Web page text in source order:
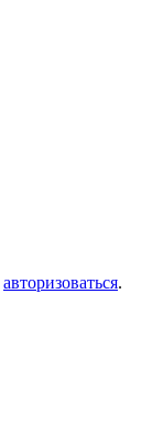
авторизоваться.